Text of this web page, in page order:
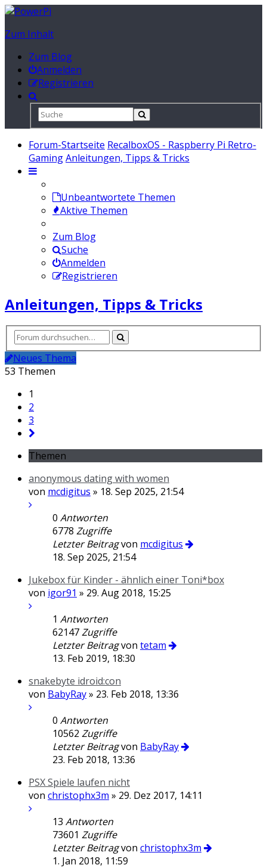
Zum Inhalt
Zum Blog
Anmelden
Registrieren
Forum-Startseite RecalboxOS - Raspberry Pi Retro-
GamingAnleitungen, Tipps & Tricks
Unbeantwortete Themen
Aktive Themen
Zum Blog
Suche
Anmelden
Registrieren
Anleitungen, Tipps & Tricks
Neues Thema
53 Themen
1
2
3
Themen
anonymous dating with women
von mcdigitus » 18. Sep 2025, 21:54
0 Antworten
6778 Zugriffe
Letzter Beitragvon mcdigitus
18. Sep 2025, 21:54
Jukebox für Kinder - ähnlich einer Toni*box
von igor91 » 29. Aug 2018, 15:25
1 Antworten
62147Zugriffe
Letzter Beitragvon tetam
13. Feb 2019, 18:30
snakebyte idroid:con
von BabyRay» 23. Feb 2018, 13:36
0 Antworten
10562 Zugriffe
Letzter Beitragvon BabyRay
23. Feb 2018, 13:36
PSX Spiele laufen nicht
von christophx3m » 29. Dez 2017, 14:11
13 Antworten
73601 Zugriffe
Letzter Beitragvon christophx3m
1. Jan 2018, 11:59